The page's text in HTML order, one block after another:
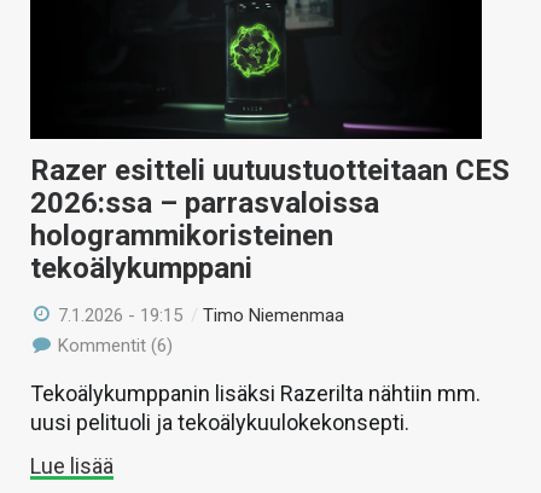
Razer esitteli uutuustuotteitaan CES
2026:ssa – parrasvaloissa
hologrammikoristeinen
tekoälykumppani
7.1.2026 - 19:15 /Timo Niemenmaa
Kommentit (6)
Tekoälykumppanin lisäksi Razerilta nähtiin mm.
uusi pelituoli ja tekoälykuulokekonsepti.
Lue lisää